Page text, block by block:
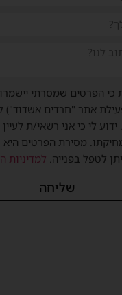
כי הפרטים שמסרתי
אתר "חרדים אשדוד")
ידוע לי כי אני רשאי/ת
מסירת הפרטים
לטפל בפנייה. למדיניות
שליחה